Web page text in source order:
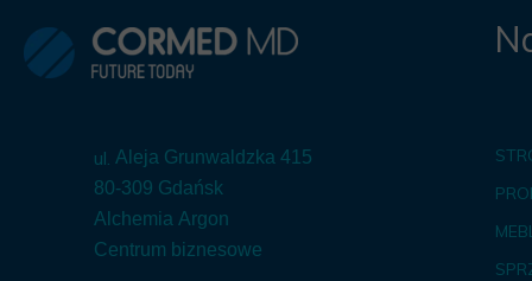
ul. Aleja Grunwaldzka 415
80-309 Gdańsk
Alchemia Argon
Centrum biznesowe